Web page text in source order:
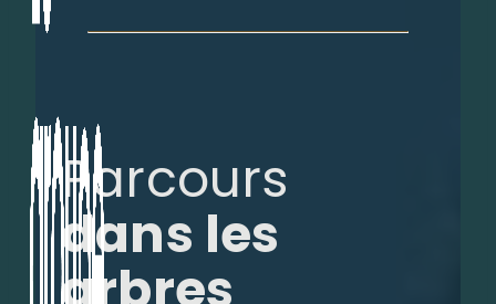
Parcours
dans les
arbres